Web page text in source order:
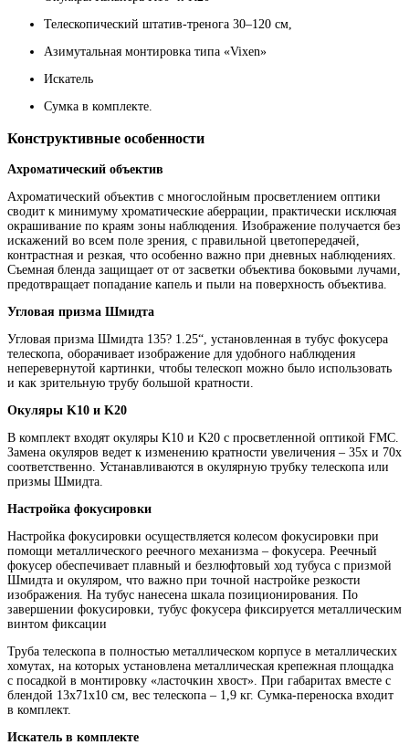
Телескопический штатив-тренога 30–120 см,
Азимутальная монтировка типа «Vixen»
Искатель
Сумка в комплекте.
Конструктивные особенности
Ахроматический объектив
Ахроматический объектив с многослойным просветлением оптики
сводит к минимуму хроматические аберрации, практически исключая
окрашивание по краям зоны наблюдения. Изображение получается без
искажений во всем поле зрения, с правильной цветопередачей,
контрастная и резкая, что особенно важно при дневных наблюдениях.
Съемная бленда защищает от от засветки объектива боковыми лучами,
предотвращает попадание капель и пыли на поверхность объектива.
Угловая призма Шмидта
Угловая призма Шмидта 135? 1.25“, установленная в тубус фокусера
телескопа, оборачивает изображение для удобного наблюдения
неперевернутой картинки, чтобы телескоп можно было использовать
и как зрительную трубу большой кратности.
Окуляры K10 и K20
В комплект входят окуляры K10 и K20 с просветленной оптикой FMC.
Замена окуляров ведет к изменению кратности увеличения – 35х и 70х
соответственно. Устанавливаются в окулярную трубку телескопа или
призмы Шмидта.
Настройка фокусировки
Настройка фокусировки осуществляется колесом фокусировки при
помощи металлического реечного механизма – фокусера. Реечный
фокусер обеспечивает плавный и безлюфтовый ход тубуса с призмой
Шмидта и окуляром, что важно при точной настройке резкости
изображения. На тубус нанесена шкала позиционирования. По
завершении фокусировки, тубус фокусера фиксируется металлическим
винтом фиксации
Труба телескопа в полностью металлическом корпусе в металлических
хомутах, на которых установлена металлическая крепежная площадка
с посадкой в монтировку «ласточкин хвост». При габаритах вместе с
блендой 13х71х10 см, вес телескопа – 1,9 кг. Сумка-переноска входит
в комплект.
Искатель в комплекте